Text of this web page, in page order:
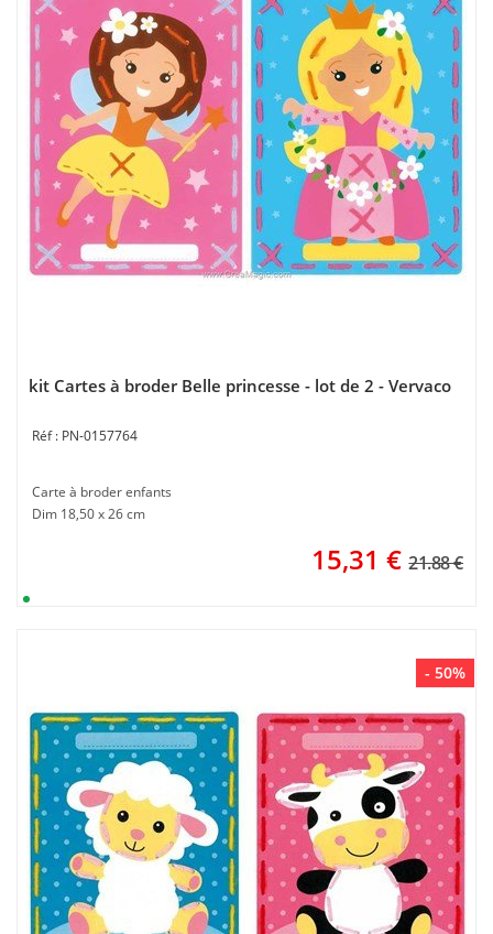
kit Cartes à broder Belle princesse - lot de 2 - Vervaco
PN-0157764
Carte à broder enfants
Dim 18,50 x 26 cm
15,31 € 21.88 €
- 50%